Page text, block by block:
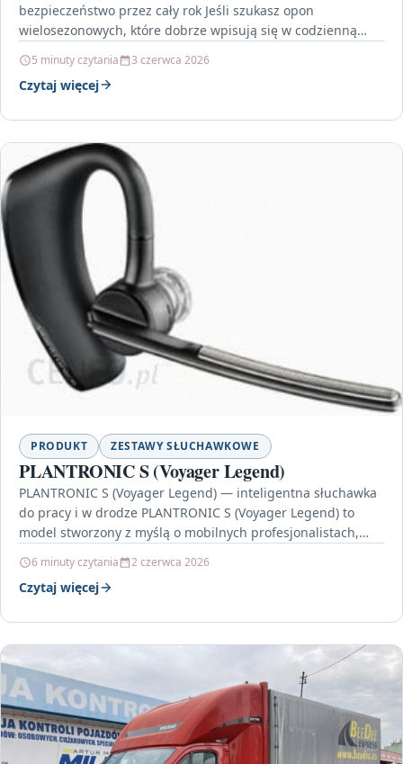
bezpieczeństwo przez cały rok Jeśli szukasz opon
wielosezonowych, które dobrze wpisują się w codzienną
5 minuty czytania 3 czerwca 2026
Czytaj więcej
PRODUKT ZESTAWY SŁUCHAWKOWE
PLANTRONIC S (Voyager Legend)
PLANTRONIC S (Voyager Legend) — inteligentna słuchawka
do pracy i w drodze PLANTRONIC S (Voyager Legend) to
model stworzony z myślą o mobilnych profesjonalistach,…
6 minuty czytania 2 czerwca 2026
Czytaj więcej